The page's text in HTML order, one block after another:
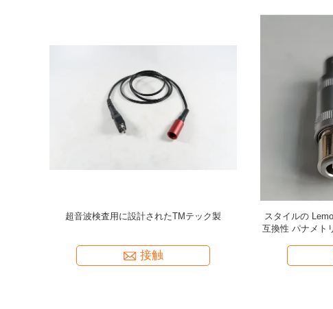
新しいナイロン保護UTケーブル/超音波ケーブ
接触
スタイルLemo
ル